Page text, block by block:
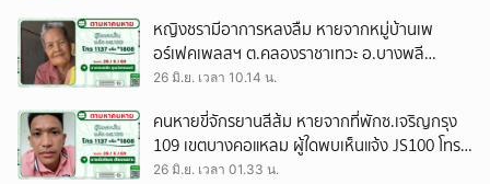
หญิงชรามีอาการหลงลืม หายจากหมู่บ้านเพ
อร์เฟคเพลสฯ ต.คลองราชาเทวะ อ.บางพลี
จ.สมุทรปราการ ผู้ใดพบเห็นแจ้ง JS100 โทร *1808
26 มิ.ย. เวลา 10.14 น.
คนหายขี่จักรยานสีส้ม หายจากที่พักซ.เจริญกรุง
109 เขตบางคอแหลม ผู้ใดพบเห็นแจ้ง JS100 โทร
*1808 หรือ 1137
26 มิ.ย. เวลา 01.33 น.